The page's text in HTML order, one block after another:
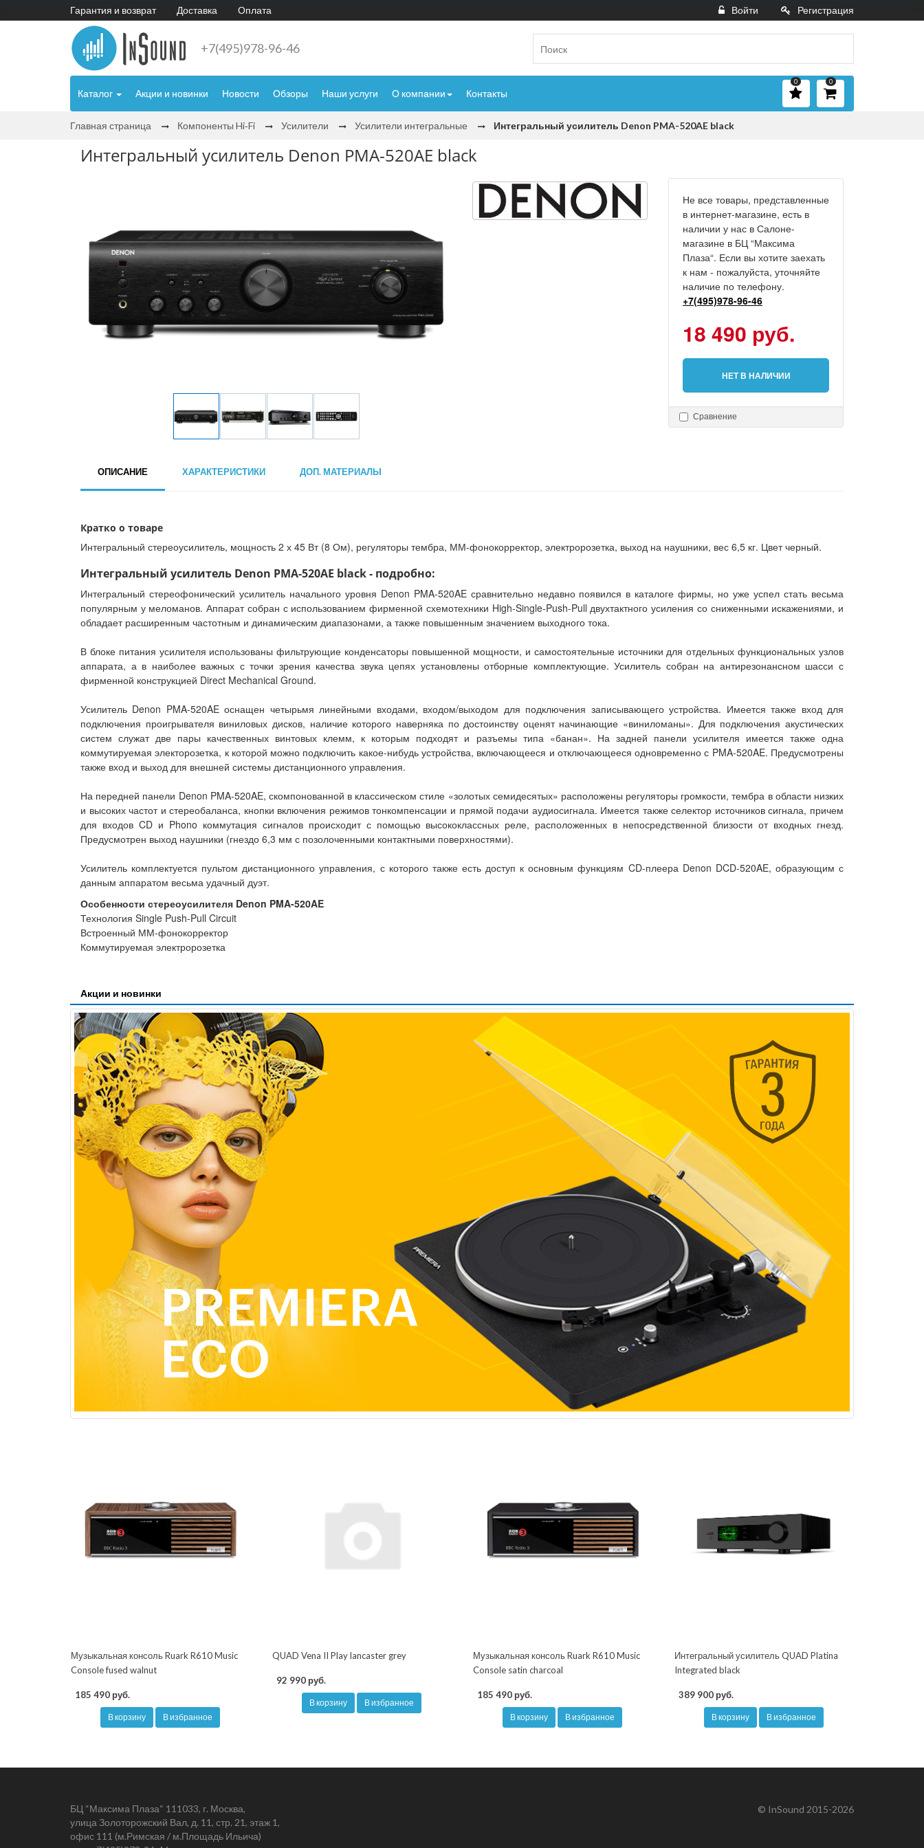
Гарантия и возврат Доставка Оплата Войти Регистрация
+7(495)978-96-46
Каталог Акции и новинки Новости Обзоры Наши услуги О компании Контакты
0
0
Главная страница Компоненты Hi‑Fi Усилители Усилители интегральные Интегральный усилитель Denon PMA-520AE black
Интегральный усилитель Denon PMA-520AE black
Не все товары, представленные
в интернет-магазине, есть в
наличии у нас в Салоне-
магазине в БЦ “Максима
Плаза“. Если вы хотите заехать
к нам - пожалуйста, уточняйте
наличие по телефону.
+7(495)978-96-46
18 490 руб.
НЕТ В НАЛИЧИИ
Сравнение
ОПИСАНИЕ ХАРАКТЕРИСТИКИ ДОП. МАТЕРИАЛЫ
Кратко о товаре
Интегральный стереоусилитель, мощность 2 х 45 Вт (8 Ом), регуляторы тембра, ММ-фонокорректор, электророзетка, выход на наушники, вес 6,5 кг. Цвет черный.
Интегральный усилитель Denon PMA-520AE black - подробно:
Интегральный стереофонический усилитель начального уровня Denon PMA-520AE сравнительно недавно появился в каталоге фирмы, но уже успел стать весьма
популярным у меломанов. Аппарат собран с использованием фирменной схемотехники High-Single-Push-Pull двухтактного усиления со сниженными искажениями, и
обладает расширенным частотным и динамическим диапазонами, а также повышенным значением выходного тока.
В блоке питания усилителя использованы фильтрующие конденсаторы повышенной мощности, и самостоятельные источники для отдельных функциональных узлов
аппарата, а в наиболее важных с точки зрения качества звука цепях установлены отборные комплектующие. Усилитель собран на антирезонансном шасси с
фирменной конструкцией Direct Mechanical Ground.
Усилитель Denon PMA-520AE оснащен четырьмя линейными входами, входом/выходом для подключения записывающего устройства. Имеется также вход для
подключения проигрывателя виниловых дисков, наличие которого наверняка по достоинству оценят начинающие «виниломаны». Для подключения акустических
систем служат две пары качественных винтовых клемм, к которым подходят и разъемы типа «банан». На задней панели усилителя имеется также одна
коммутируемая электорозетка, к которой можно подключить какое-нибудь устройства, включающееся и отключающееся одновременно с PMA-520AE. Предусмотрены
также вход и выход для внешней системы дистанционного управления.
На передней панели Denon PMA-520AE, скомпонованной в классическом стиле «золотых семидесятых» расположены регуляторы громкости, тембра в области низких
и высоких частот и стереобаланса, кнопки включения режимов тонкомпенсации и прямой подачи аудиосигнала. Имеется также селектор источников сигнала, причем
для входов CD и Phono коммутация сигналов происходит с помощью высококлассных реле, расположенных в непосредственной близости от входных гнезд.
Предусмотрен выход наушники (гнездо 6,3 мм с позолоченными контактными поверхностями).
Усилитель комплектуется пультом дистанционного управления, с которого также есть доступ к основным функциям CD-плеера Denon DCD-520AE, образующим с
данным аппаратом весьма удачный дуэт.
Особенности стереоусилителя Denon PMA-520AE
Технология Single Push-Pull Circuit
Встроенный ММ-фонокорректор
Коммутируемая электророзетка
Акции и новинки
Музыкальная консоль Ruark R610 Music
Console fused walnut
185 490 руб.
В корзину В избранное
QUAD Vena II Play lancaster grey
92 990 руб.
В корзину В избранное
Музыкальная консоль Ruark R610 Music
Console satin charcoal
185 490 руб.
В корзину В избранное
Интегральный усилитель QUAD Platina
Integrated black
389 900 руб.
В корзину В избранное
БЦ “Максима Плаза“ 111033, г. Москва,
улица Золоторожский Вал, д. 11, стр. 21, этаж 1,
офис 111 (м.Римская / м.Площадь Ильича)
© InSound 2015-2026